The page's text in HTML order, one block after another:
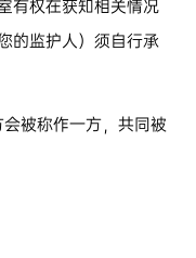
有权在获知相关情况
的监护人）须自行承
被称作一方，共同被